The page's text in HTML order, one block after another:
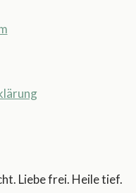
Liebe frei. Heile tief.